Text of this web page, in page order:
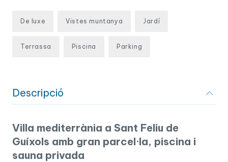
De luxe Vistes muntanya Jardí
Terrassa Piscina Parking
Descripció
Villa mediterrània a Sant Feliu de
Guíxols amb gran parcel·la, piscina i
sauna privada